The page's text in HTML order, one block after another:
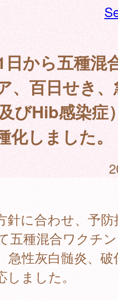
から五種混
、百日せき
びHib感染症
化しました。
針に合わせ、予
五種混合ワクチ
急性灰白髄炎、
ました。